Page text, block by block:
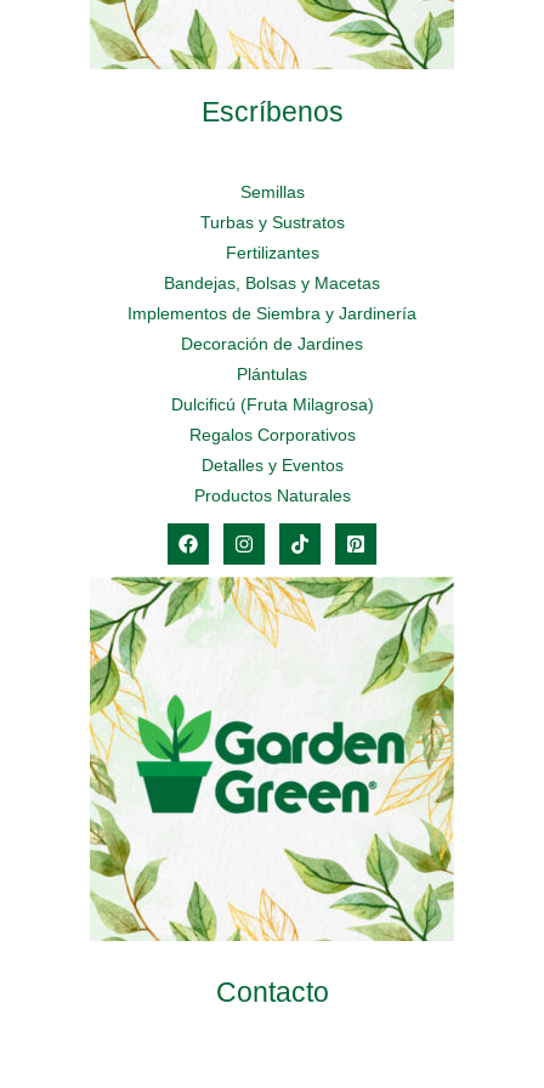
Escríbenos
Semillas
Turbas y Sustratos
Fertilizantes
Bandejas, Bolsas y Macetas
Implementos de Siembra y Jardinería
Decoración de Jardines
Plántulas
Dulcificú (Fruta Milagrosa)
Regalos Corporativos
Detalles y Eventos
Productos Naturales
Contacto